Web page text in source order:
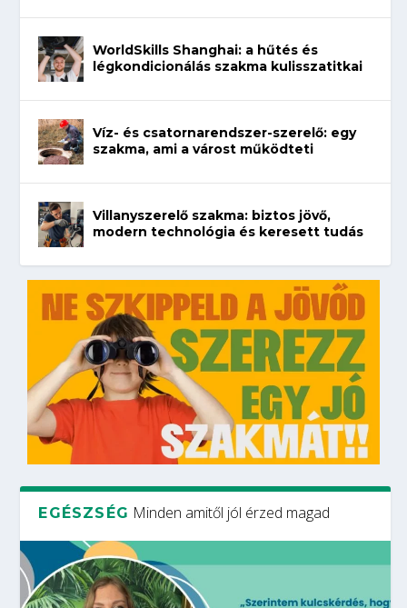
WorldSkills Shanghai: a hűtés és
légkondicionálás szakma kulisszatitkai
Víz- és csatornarendszer-szerelő: egy
szakma, ami a várost működteti
Villanyszerelő szakma: biztos jövő,
modern technológia és keresett tudás
EGÉSZSÉG Minden amitől jól érzed magad